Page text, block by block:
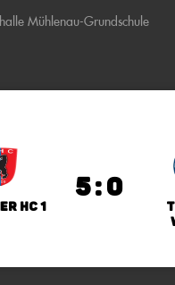
Mühlenau-Grundschule
HC 1
5 : 0